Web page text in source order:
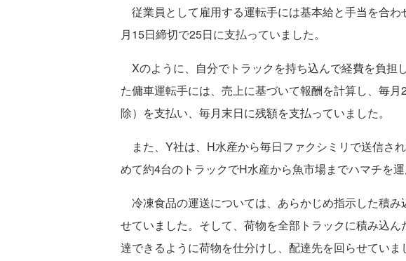
従業員として雇用する運転手には基本給と手当を合
月15日締切で25日に支払っていました。
Xのように、自分でトラックを持ち込んで経費を負担
た傭車運転手には、売上に基づいて報酬を計算し、毎
除）を支払い、毎月末日に残額を支払っていました。
また、Y社は、H水産から毎日ファクシミリで送信さ
めて約4台のトラックでH水産から魚市場までハマチを運
冷凍食品の運送については、あらかじめ指示した積み
せていました。そして、荷物を全部トラックに積み込
達できるように荷物を仕分けし、配達先を回らせていま